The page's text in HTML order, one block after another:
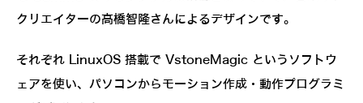
クリエイターの高橋智隆さんによるデザインです。
それぞれ LinuxOS 搭載で VstoneMagic というソフトウ
ェアを使い、パソコンからモーション作成・動作プログラミ